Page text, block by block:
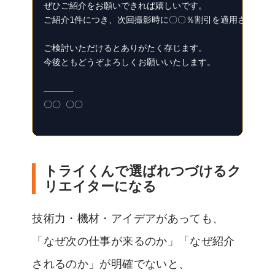
ぜひご紹介をお願いできれば嬉しいです。
ご紹介1件につき、次回撮影時に〇〇％割引を適用させてい
ご検討いただけるとありがたく存じます。
今後ともどうぞよろしくお願いいたします。
――――――
〇〇 〇〇
トライくんで選ばれつづけるク
リエイターになる
技術力・機材・アイデアがあっても、
「なぜ次の仕事が来るのか」「なぜ紹介
されるのか」が明確でないと、